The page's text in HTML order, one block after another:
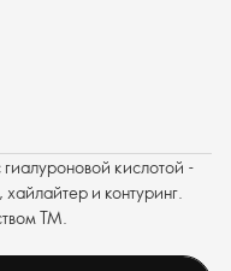
кислотой -
хайлайтер и контуринг.
TM.